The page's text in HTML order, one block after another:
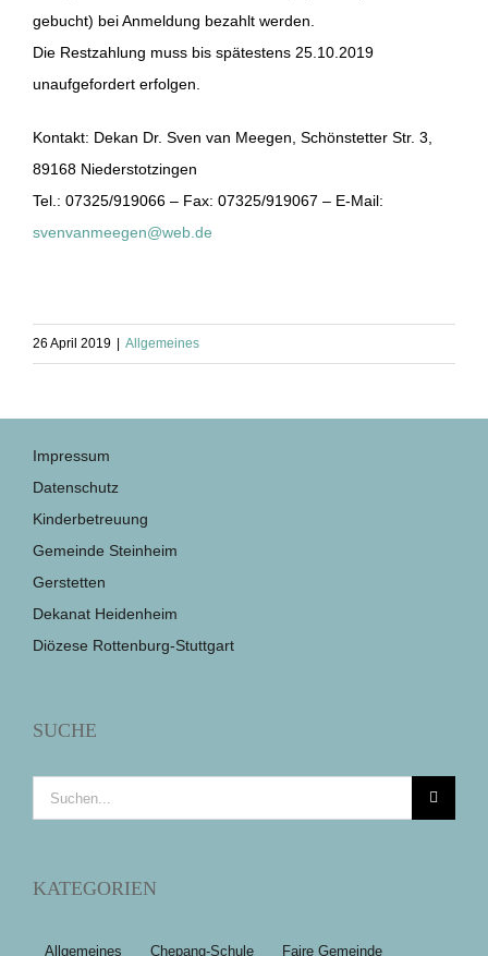
gebucht) bei Anmeldung bezahlt werden.
Die Restzahlung muss bis spätestens 25.10.2019
unaufgefordert erfolgen.
Kontakt: Dekan Dr. Sven van Meegen, Schönstetter Str. 3,
89168 Niederstotzingen
Tel.: 07325/919066 – Fax: 07325/919067 – E-Mail:
svenvanmeegen@web.de
26 April 2019 Allgemeines
Impressum
Datenschutz
Kinderbetreuung
Gemeinde Steinheim
Gerstetten
Dekanat Heidenheim
Diözese Rottenburg-Stuttgart
SUCHE
Suche
nach:
KATEGORIEN
Allgemeines Chepang-Schule Faire Gemeinde